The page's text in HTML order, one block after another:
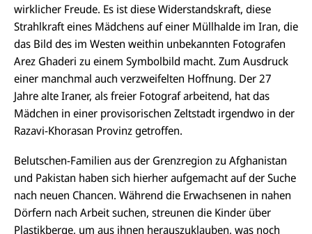
wirklicher Freude. Es ist diese Widerstandskraft, diese
Strahlkraft eines Mädchens auf einer Müllhalde im Iran, die
das Bild des im Westen weithin unbekannten Fotografen
Arez Ghaderi zu einem Symbolbild macht. Zum Ausdruck
einer manchmal auch verzweifelten Hoffnung. Der 27
Jahre alte Iraner, als freier Fotograf arbeitend, hat das
Mädchen in einer provisorischen Zeltstadt irgendwo in der
Razavi-Khorasan Provinz getroffen.
Belutschen-Familien aus der Grenzregion zu Afghanistan
und Pakistan haben sich hierher aufgemacht auf der Suche
nach neuen Chancen. Während die Erwachsenen in nahen
Dörfern nach Arbeit suchen, streunen die Kinder über
Plastikberge, um aus ihnen herauszuklauben, was noch
D
i
e
G
e